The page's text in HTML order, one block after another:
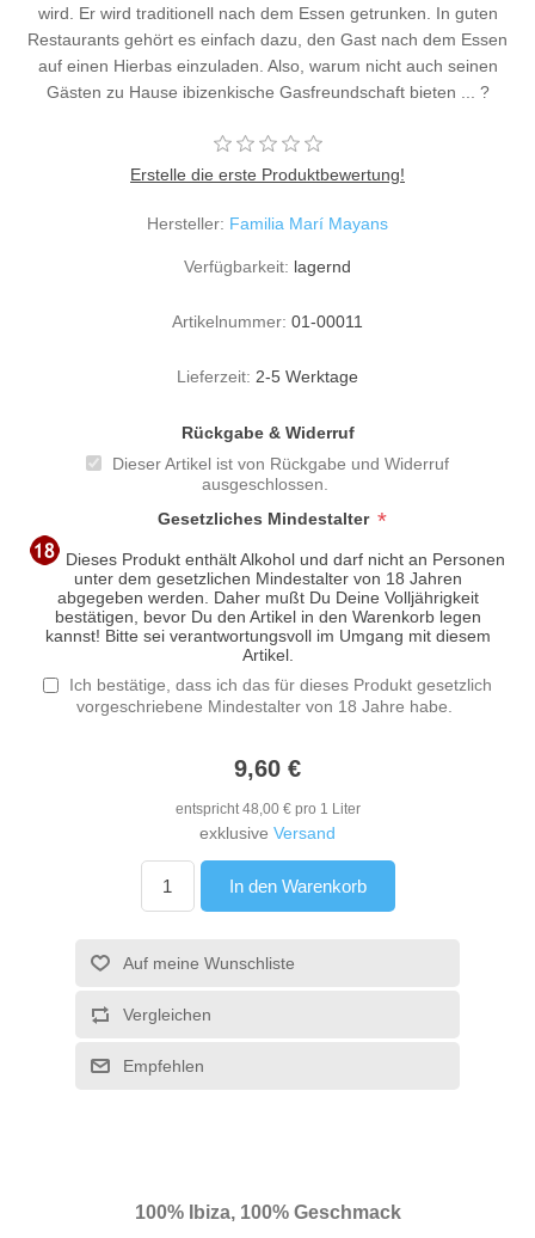
wird. Er wird traditionell nach dem Essen getrunken. In guten
Restaurants gehört es einfach dazu, den Gast nach dem Essen
auf einen Hierbas einzuladen. Also, warum nicht auch seinen
Gästen zu Hause ibizenkische Gasfreundschaft bieten ... ?
Erstelle die erste Produktbewertung!
Hersteller: Familia Marí Mayans
Verfügbarkeit: lagernd
Artikelnummer: 01-00011
Lieferzeit: 2-5 Werktage
Rückgabe & Widerruf
Dieser Artikel ist von Rückgabe und Widerruf
ausgeschlossen.
Gesetzliches Mindestalter *
Dieses Produkt enthält Alkohol und darf nicht an Personen
unter dem gesetzlichen Mindestalter von 18 Jahren
abgegeben werden. Daher mußt Du Deine Volljährigkeit
bestätigen, bevor Du den Artikel in den Warenkorb legen
kannst! Bitte sei verantwortungsvoll im Umgang mit diesem
Artikel.
Ich bestätige, dass ich das für dieses Produkt gesetzlich
vorgeschriebene Mindestalter von 18 Jahre habe.
9,60 €
entspricht 48,00 € pro 1 Liter
exklusive Versand
In den Warenkorb
Auf meine Wunschliste
Vergleichen
Empfehlen
100% Ibiza, 100% Geschmack